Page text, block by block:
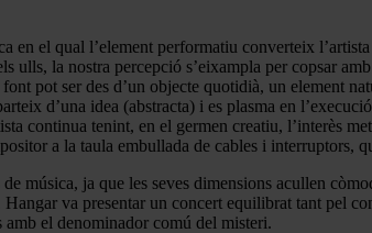
en el qual l’element performatiu converteix
ulls, la nostra percepció s’eixampla per copsar
pot ser des d’un objecte quotidià, un element
d’una idea (abstracta) i es plasma en
continua tenint, en el germen creatiu, l’interès
a la taula embullada de cables i interruptors,
música, ja que les seves dimensions acullen
va presentar un concert equilibrat tant pel
amb el denominador comú del misteri.